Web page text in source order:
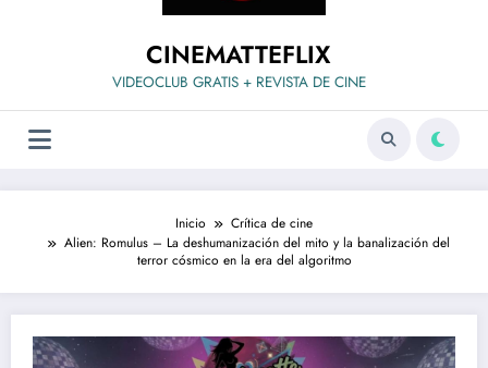
CINEMATTEFLIX
VIDEOCLUB GRATIS + REVISTA DE CINE
Inicio
Crítica de cine
Alien: Romulus – La deshumanización del mito y la banalización del
terror cósmico en la era del algoritmo